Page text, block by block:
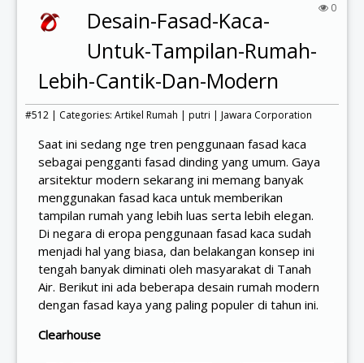
0
Desain-Fasad-Kaca-
Untuk-Tampilan-Rumah-
Lebih-Cantik-Dan-Modern
#512 | Categories: Artikel Rumah | putri | Jawara Corporation
Saat ini sedang nge tren penggunaan fasad kaca
sebagai pengganti fasad dinding yang umum. Gaya
arsitektur modern sekarang ini memang banyak
menggunakan fasad kaca untuk memberikan
tampilan rumah yang lebih luas serta lebih elegan.
Di negara di eropa penggunaan fasad kaca sudah
menjadi hal yang biasa, dan belakangan konsep ini
tengah banyak diminati oleh masyarakat di Tanah
Air. Berikut ini ada beberapa desain rumah modern
dengan fasad kaya yang paling populer di tahun ini.
Clearhouse